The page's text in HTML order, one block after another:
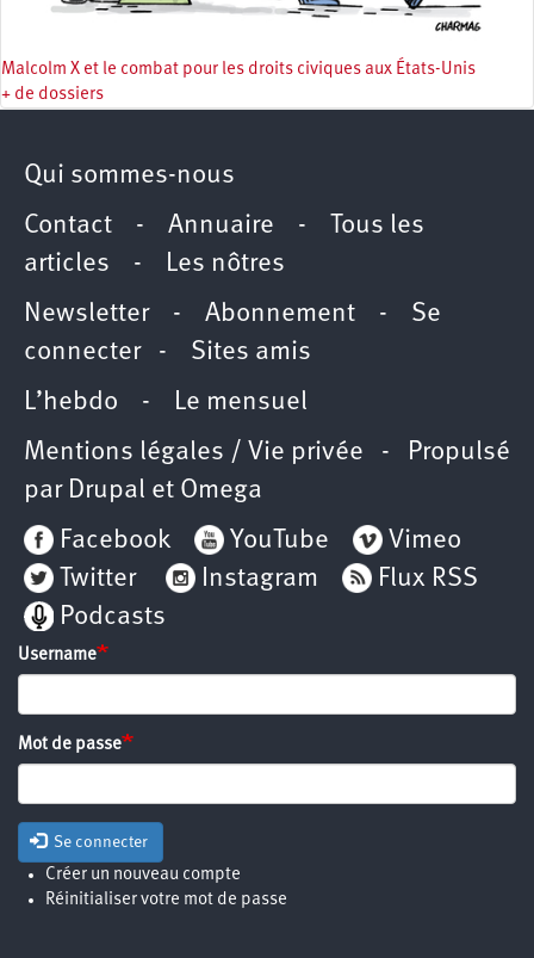
Malcolm X et le combat pour les droits civiques aux États-Unis
+ de dossiers
Qui sommes-nous
Contact - Annuaire -
Tous les
articles - Les nôtres
Newsletter- Abonnement - Se
connecter- Sites amis
L’hebdo - Le mensuel
Mentions légales / Vie privée - Propulsé
par Drupal et Omega
Facebook
YouTube
Vimeo
Twitter
Instagram
Flux RSS
Podcasts
Username
Mot de passe
Se connecter
Créer un nouveau compte
Réinitialiser votre mot de passe